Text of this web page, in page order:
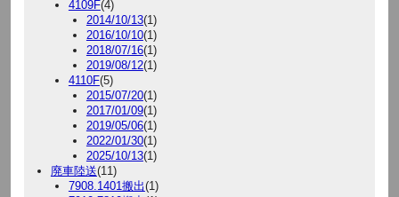
4109F(4)
2014/10/13(1)
2016/10/10(1)
2018/07/16(1)
2019/08/12(1)
4110F(5)
2015/07/20(1)
2017/01/09(1)
2019/05/06(1)
2022/01/30(1)
2025/10/13(1)
廃車陸送(11)
7908.1401搬出(1)